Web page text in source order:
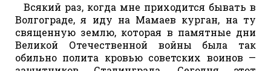
Всякий раз, когда мне приходится бывать в
Волгограде, я иду на Мамаев курган, на ту
священную землю, которая в памятные дни
Великой Отечественной войны была так
обильно полита кровью советских воинов —